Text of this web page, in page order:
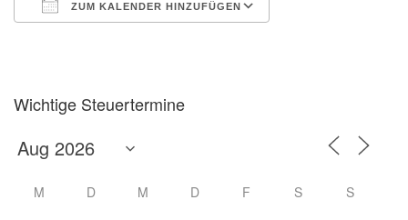
ZUM KALENDER HINZUFÜGEN
Wichtige Steuertermine
M D M D F S S